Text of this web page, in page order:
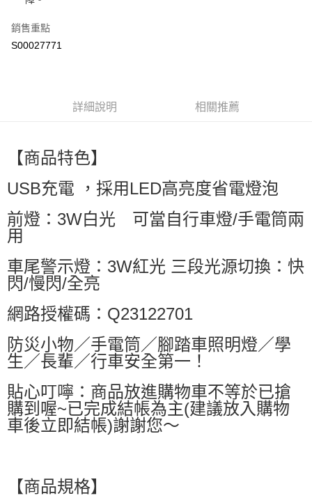
運送方式
全家付款取貨
每筆NT$60，滿NT$599(含以上)免運費
萊爾富取貨付款
付款後萊爾富取貨
每筆NT$60，滿NT$599(含以上)免運費
每筆NT$60，滿NT$599(含以上)免運費
每筆NT$60，滿NT$599(含以上)免運費
宅配
每筆NT$80，滿NT$799(含以上)免運費
國家/地區配送0330 查看運費
銷售重點
S00027771
詳細說明 相關推薦
【商品特色】
USB充電 ，採用LED高亮度省電燈泡
前燈：3W白光 可當自行車燈/手電筒兩
用
車尾警示燈：3W紅光 三段光源切換：快
閃/慢閃/全亮
網路授權碼：Q23122701
防災小物／手電筒／腳踏車照明燈／學
生／長輩／行車安全第一！
貼心叮嚀：商品放進購物車不等於已搶
購到喔~已完成結帳為主(建議放入購物
車後立即結帳)謝謝您～
【商品規格】